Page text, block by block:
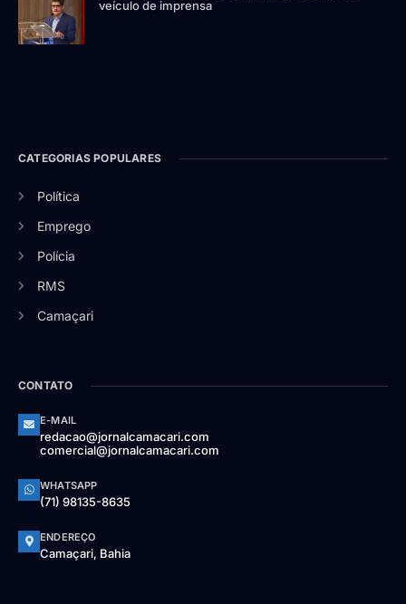
veículo de imprensa
CATEGORIAS POPULARES
Política
Emprego
Polícia
RMS
Camaçari
CONTATO
E-MAIL
redacao@jornalcamacari.com
comercial@jornalcamacari.com
WHATSAPP
(71) 98135-8635
ENDEREÇO
Camaçari, Bahia